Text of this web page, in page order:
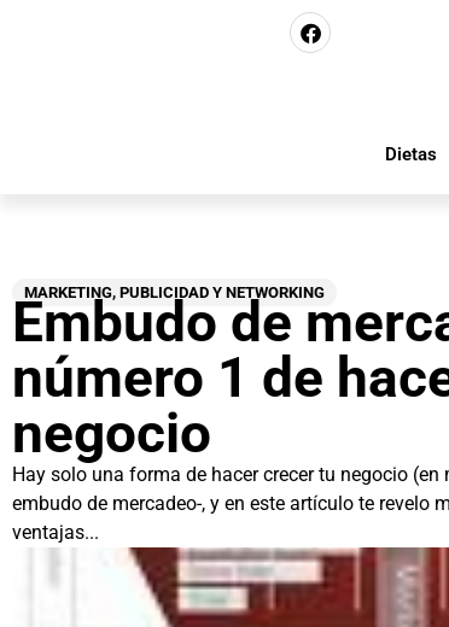
Dietas
MARKETING, PUBLICIDAD Y NETWORKING
Embudo de
número 1 de
negocio
Hay solo una forma de hacer crecer tu negocio
embudo de mercadeo-, y en este artículo te revelo
ventajas...